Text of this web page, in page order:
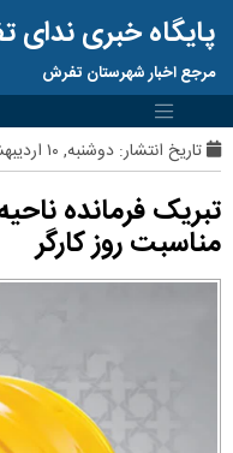
پایگاه خبری ندای
مرجع اخبار شهرستان تفرش
تاریخ انتشار: دوشنبه, ۱۰ اردیبهشت ۱۴۰۳ ساعت:19:45
تبریک فرمانده
مناسبت روز کارگر